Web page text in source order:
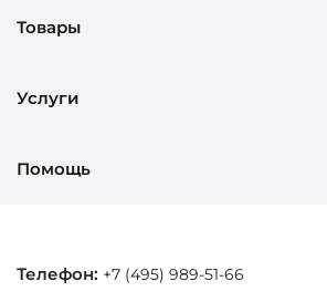
Товары
Услуги
Помощь
Телефон: +7 (495) 989-51-66